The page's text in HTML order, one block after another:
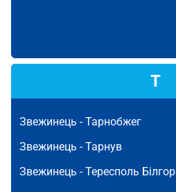
Т
Звежинець -Тарнобжег
Звежинець -Тарнув
Звежинець -Тересполь